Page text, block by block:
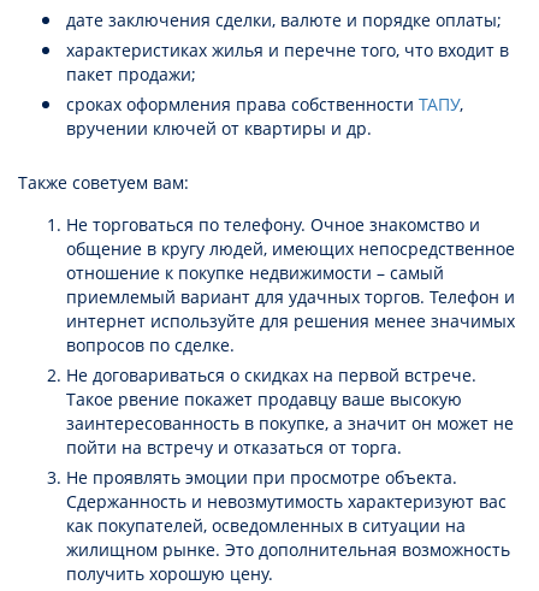
дате заключения сделки, валюте и порядке оплаты;
характеристиках жилья и перечне того, что входит в
пакет продажи;
сроках оформления права собственности ТАПУ,
вручении ключей от квартиры и др.
Также советуем вам:
Не торговаться по телефону. Очное знакомство и
общение в кругу людей, имеющих непосредственное
отношение к покупке недвижимости – самый
приемлемый вариант для удачных торгов. Телефон и
интернет используйте для решения менее значимых
вопросов по сделке.
Не договариваться о скидках на первой встрече.
Такое рвение покажет продавцу ваше высокую
заинтересованность в покупке, а значит он может не
пойти на встречу и отказаться от торга.
Не проявлять эмоции при просмотре объекта.
Сдержанность и невозмутимость характеризуют вас
как покупателей, осведомленных в ситуации на
жилищном рынке. Это дополнительная возможность
получить хорошую цену.